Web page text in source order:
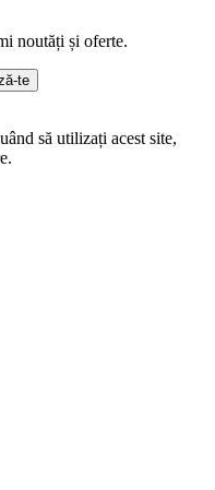
noutăți și oferte.
te
să utilizați acest site,